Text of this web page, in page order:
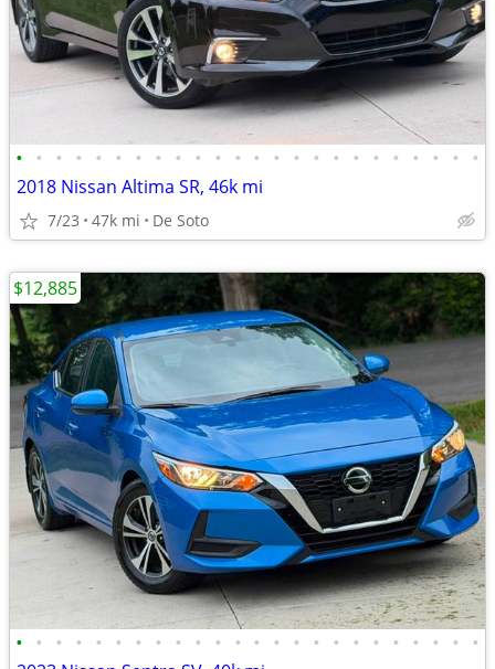
• • • • • • • • • • • • • • • • • • • • • • • •
2018 Nissan Altima SR, 46k mi
7/23 47k mi De Soto
• • • • • • • • • • • • • • • • • • • • • • • •
$12,885